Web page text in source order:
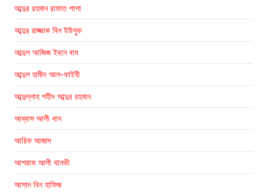
আব্দুর রহমান রাফাত পাশা
আব্দুর রাজ্জাক বিন ইউসুফ
আব্দুল আজিজ ইবনে বায
আব্দুল হামীদ আল-ফাইযী
আব্দুল্লাহ শহীদ আব্দুর রহমান
আব্বাস আলী খান
আরিফ আজাদ
আশরাফ আলী থানভী
আসাদ বিন হাফিজ